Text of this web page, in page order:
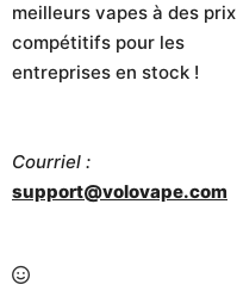
meilleurs vapes à des prix
compétitifs pour les
entreprises en stock !
Courriel :
support@volovape.com